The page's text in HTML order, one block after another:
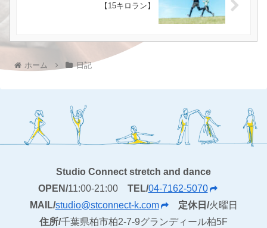
【15キロラン】
ホーム 日記
Studio Connect stretch and dance
OPEN/11:00-21:00 TEL/04-7162-5070
MAIL/studio@stconnect-k.com 定休日/火曜日
住所/千葉県柏市柏2-7-9グランディール柏5F